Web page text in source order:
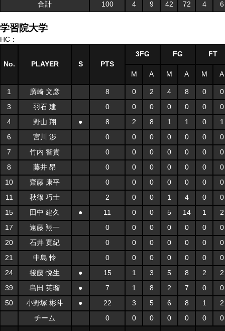
合計 100 4 9 42 72 4 6
学習院大学
HC：
No. PLAYER S PTS
3FG FG FT
M A M A M A
1 廣崎 文彦 8 0 2 4 8 0
0
3
羽石 建 0 0 0 0 0 0
0
4
野山 翔 ● 8 2 8 1 1 0
1
6
宮川 渉 0 0 0 0 0 0
0
7
竹内 智貴 0 0 0 0 0 0
0
8
藤井 昂 0 0 0 0 0 0
0
10
齋藤 康平 0 0 0 0 0 0
0
11
秋篠 巧士 2 0 0 1 4 0
0
15
田中 建久 ● 11 0 0 5 14 1
2
17
遠藤 翔一 0 0 0 0 0 0
0
20
石井 寛紀 0 0 0 0 0 0
0
21
中島 怜 0 0 0 0 0 0
0
24
後藤 悦生 ● 15 1 3 5 8 2
2
39
島田 英瑠 ● 7 1 8 2 7 0
0
50
小野塚 彬斗 ● 22 3 5 6 8 1
2
チーム
0 0 0 0 0 0 0